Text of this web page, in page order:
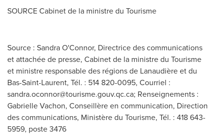
SOURCE Cabinet de la ministre du Tourisme
Source : Sandra O'Connor, Directrice des communications
et attachée de presse, Cabinet de la ministre du Tourisme
et ministre responsable des régions de Lanaudière et du
Bas-Saint-Laurent, Tél. : 514 820-0095, Courriel :
sandra.oconnor@tourisme.gouv.qc.ca; Renseignements :
Gabrielle Vachon, Conseillère en communication, Direction
des communications, Ministère du Tourisme, Tél. : 418 643-
5959, poste 3476